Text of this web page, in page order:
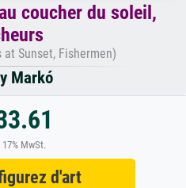
coucher du soleil,
Sunset, Fishermen)
Markó
MwSt.
d'art